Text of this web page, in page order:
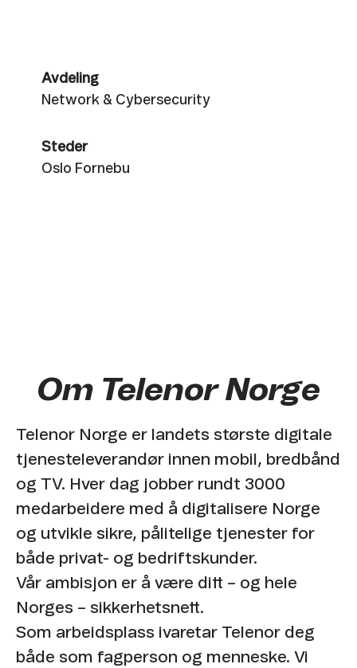
Avdeling
Network & Cybersecurity
Steder
Oslo Fornebu
Om Telenor Norge
Telenor Norge er landets største digitale
tjenesteleverandør innen mobil, bredbånd
og TV. Hver dag jobber rundt 3000
medarbeidere med å digitalisere Norge
og utvikle sikre, pålitelige tjenester for
både privat- og bedriftskunder.
Vår ambisjon er å være ditt – og hele
Norges – sikkerhetsnett.
Som arbeidsplass ivaretar Telenor deg
både som fagperson og menneske. Vi